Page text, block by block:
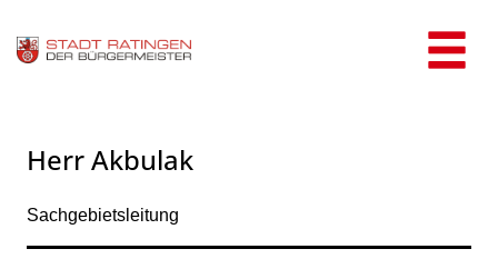
Herr Akbulak
Sachgebietsleitung